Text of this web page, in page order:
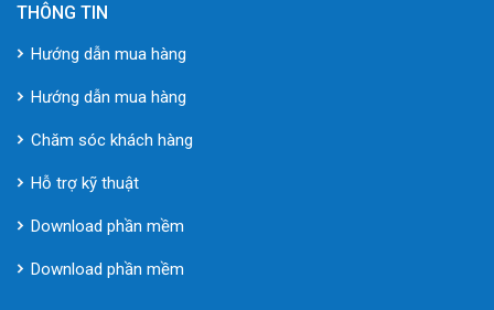
THÔNG TIN
Hướng dẫn mua hàng
Hướng dẫn mua hàng
Chăm sóc khách hàng
Hỗ trợ kỹ thuật
Download phần mềm
Download phần mềm